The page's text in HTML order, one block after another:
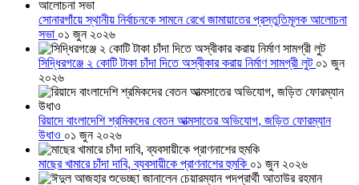
সোনারগাঁয়ে স্থানীয় নির্বাচনকে সামনে রেখে জামায়াতের প্রস্তুতিমূলক আলোচনা
সভা ০১ জুন ২০২৬
সিদ্ধিরগঞ্জে ২ কোটি টাকা চাঁদা দিতে অস্বীকার করায় নির্মাণ সামগ্রী লুট ০১ জুন
২০২৬
রিয়াদে বাংলাদেশি শ্রমিকদের বেতন আত্মসাতের অভিযোগ, জড়িত ফোরম্যান
উধাও ০১ জুন ২০২৬
মাছের খামারে চাঁদা দাবি, ব্যবসায়ীকে প্রাণনাশের হুমকি ০১ জুন ২০২৬